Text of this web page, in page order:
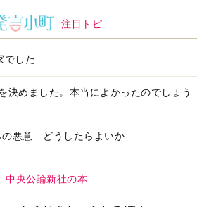
注目トピ
でした
決めました。本当によかったのでしょう
の悪意 どうしたらよいか
中央公論新社の本